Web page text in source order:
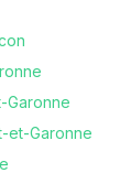
Garonne
et-Garonne